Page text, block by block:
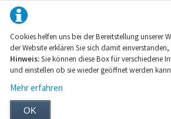
Cookies helfen uns bei der Bereitstellung unserer
der Website erklären Sie sich damit
Hinweis:Sie können diese Box für verschiedene
und einstellen ob sie wieder geöffnet werden
Mehr erfahren
OK